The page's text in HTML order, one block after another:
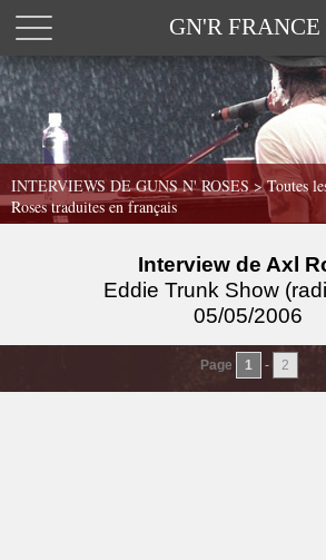
GN'R FRANCE
INTERVIEWS DE GUNS N' ROSES >Toutes
Roses traduites en français
Interview de Axl
Eddie Trunk Show
05/05/2006
Page 1 - 2